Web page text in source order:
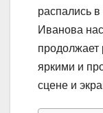
распались
Иванова
продолжает
яркими и
сцене и